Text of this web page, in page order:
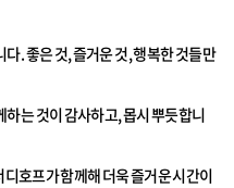
. 좋은 것, 즐거운 것, 행복한 것들만
는 것이 감사하고, 몹시 뿌듯합니
호프가 함께해 더욱 즐거운 시간이